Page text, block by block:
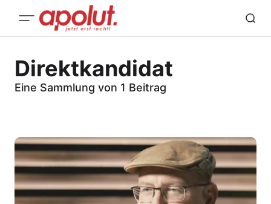
Direktkandidat
Eine Sammlung von 1 Beitrag